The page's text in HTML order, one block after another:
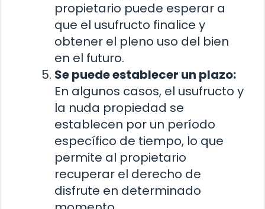
propietario puede esperar a
que el usufructo finalice y
obtener el pleno uso del bien
en el futuro.
Se puede establecer un plazo:
En algunos casos, el usufructo y
la nuda propiedad se
establecen por un período
específico de tiempo, lo que
permite al propietario
recuperar el derecho de
disfrute en determinado